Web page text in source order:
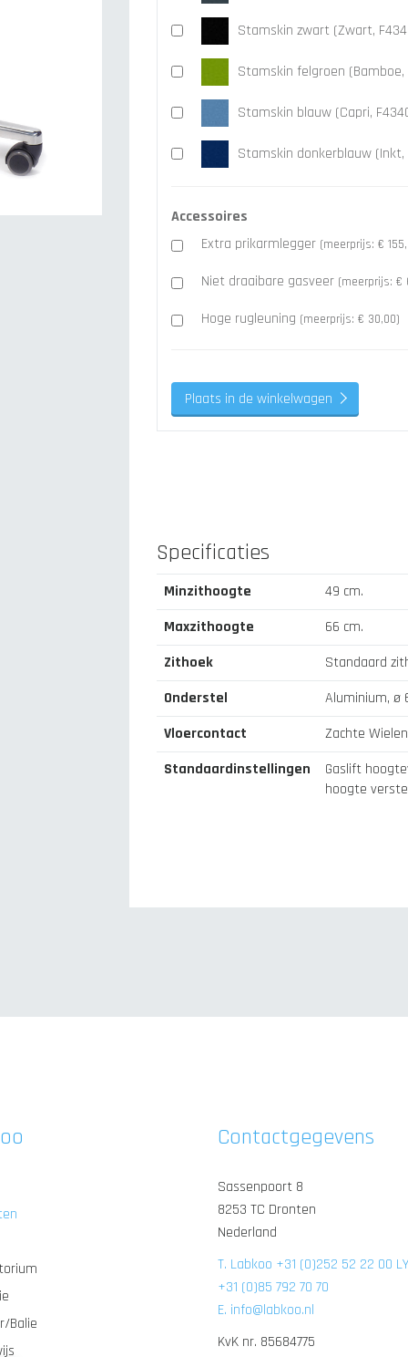
Stamskin zwart (Zwart,
Stamskin felgroen
Stamskin blauw (Capri,
Stamskin donkerblauw
Accessoires
Extra prikarmlegger (meerprijs: €
Niet draaibare gasveer (meerprijs: €
Hoge rugleuning (meerprijs: € 30,00)
Plaats in de winkelwagen
Specificaties
Minzithoogte
49 cm.
Maxzithoogte
66 cm.
Zithoek
Standaard
Onderstel
Aluminium, ø
Vloercontact
Zachte
Standaardinstellingen
Gaslift
hoogte
Balie
Contactgegevens
Sassenpoort 8
8253 TC Dronten
Nederland
T. Labkoo +31 (0)252 52 22 00
+31 (0)85 792 70 70
E. info@labkoo.nl
KvK nr. 85684775